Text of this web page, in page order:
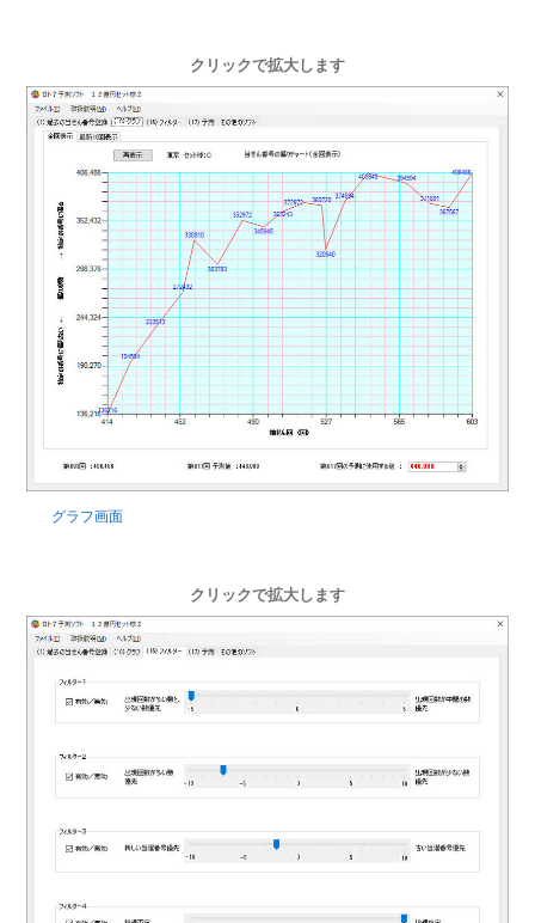
クリックで拡大します
グラフ画面
クリックで拡大します